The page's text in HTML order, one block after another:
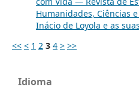
Humanidades, Ciências
Inácio de Loyola e as
<< < 1 2 3 4 > >>
Idioma